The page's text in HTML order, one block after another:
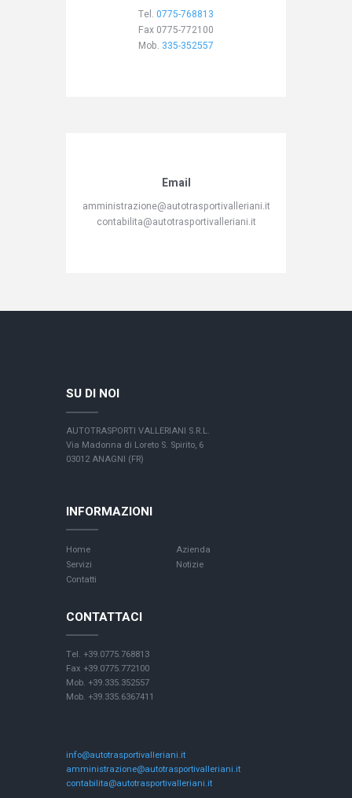
Tel. 0775-768813
Fax 0775-772100
Mob. 335-352557
Email
amministrazione@autotrasportivalleriani.it
contabilita@autotrasportivalleriani.it
SU DI NOI
AUTOTRASPORTI VALLERIANI S.R.L.
Via Madonna di Loreto S. Spirito, 6
03012 ANAGNI (FR)
INFORMAZIONI
Home
Azienda
Servizi
Notizie
Contatti
CONTATTACI
Tel. +39.0775.768813
Fax +39.0775.772100
Mob. +39.335.352557
Mob. +39.335.6367411
info@autotrasportivalleriani.it
amministrazione@autotrasportivalleriani.it
contabilita@autotrasportivalleriani.it